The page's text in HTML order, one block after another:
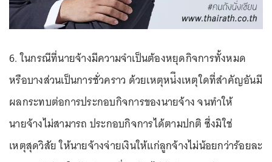
6. ในกรณีที่นายจ้างมีความจำเป็นต้องหยุดกิจการทั้งหมด
หรือบางส่วนเป็นการชั่วคราว ด้วยเหตุหน่ึงเหตุใดที่สำคัญอันมี
ผลกระทบต่อการประกอบกิจการของนายจ้าง จนทำให้
นายจ้างไม่สามารถ ประกอบกิจการได้ตามปกติ ซึ่งมิใช่
เหตุสุดวิสัย ให้นายจ้างจ่ายเงินให้แก่ลูกจ้างไม่น้อยกว่าร้อยละ